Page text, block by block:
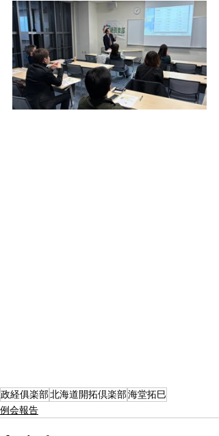
政経俱楽部北海道開拓倶楽部海堂拓巳
例会報告